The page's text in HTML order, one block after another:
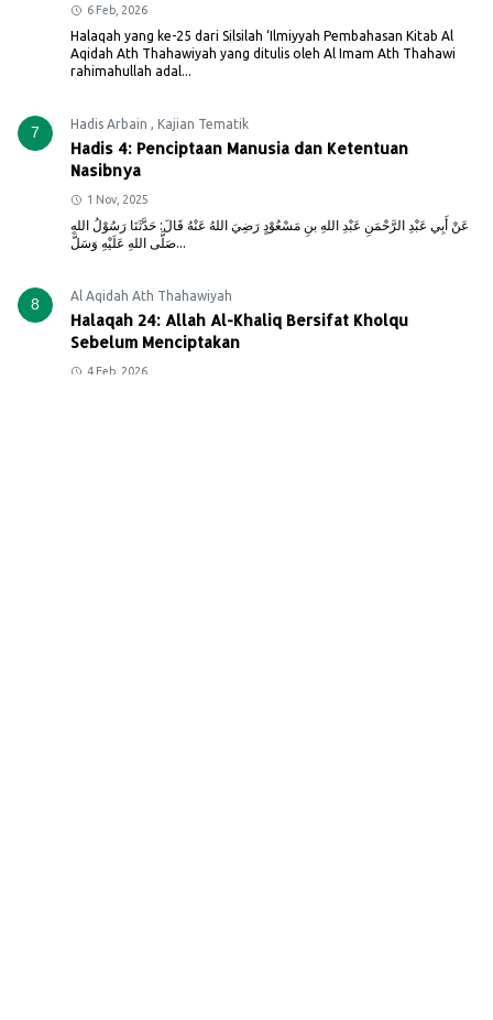
6 Feb, 2026
Halaqah yang ke-25 dari Silsilah ‘Ilmiyyah Pembahasan Kitab Al
Aqidah Ath Thahawiyah yang ditulis oleh Al Imam Ath Thahawi
rahimahullah adal...
7 Hadis Arbain , Kajian Tematik
Hadis 4: Penciptaan Manusia dan Ketentuan
Nasibnya
1 Nov, 2025
عَنْ أَبِي عَبْدِ الرَّحْمَنِ عَبْدِ اللهِ بنِ مَسْعُوْدٍ رَضِيَ اللهُ عَنْهُ قَالَ: حَدَّثَنَا رَسُوْلُ اللهِ
صَلَّى اللهِ عَلَيْهِ وَسَلَّ...
8 Al Aqidah Ath Thahawiyah
Halaqah 24: Allah Al-Khaliq Bersifat Kholqu
Sebelum Menciptakan
4 Feb, 2026